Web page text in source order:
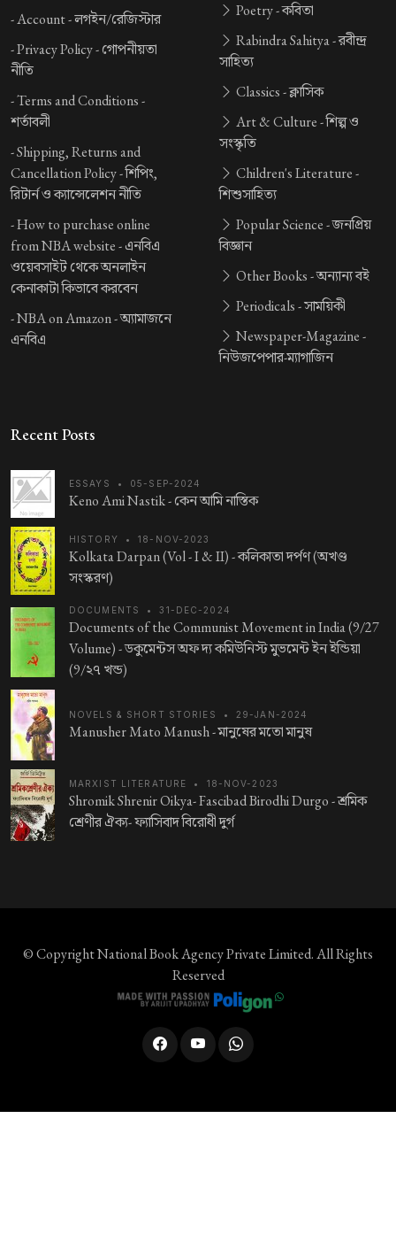
-Account -লগইন/রেজিস্টার
-Privacy Policy -গোপনীয়তা
নীতি
-Terms and Conditions -
শর্তাবলী
-Shipping, Returns and
Cancellation Policy -শিপিং,
রিটার্ন ও ক্যান্সেলেশন নীতি
-How to purchase online
from NBA website -এনবিএ
ওয়েবসাইট থেকে অনলাইন
কেনাকাটা কিভাবে করবেন
-NBA on Amazon -অ্যামাজনে
এনবিএ
Poetry -কবিতা
Rabindra Sahitya -রবীন্দ্র
সাহিত্য
Classics -ক্লাসিক
Art & Culture -শিল্প ও
সংস্কৃতি
Children's Literature -
শিশুসাহিত্য
Popular Science -জনপ্রিয়
বিজ্ঞান
Other Books -অন্যান্য বই
Periodicals -সাময়িকী
Newspaper-Magazine -
নিউজপেপার-ম্যাগাজিন
Recent Posts
ESSAYS • 05-SEP-2024
Keno Ami Nastik -কেন আমি নাস্তিক
HISTORY • 18-NOV-2023
Kolkata Darpan (Vol - I & II) -কলিকাতা দর্পণ (অখণ্ড
সংস্করণ)
DOCUMENTS • 31-DEC-2024
Documents of the Communist Movement in India (9/27
Volume) -ডকুমেন্টস অফ দ্য কমিউনিস্ট মুভমেন্ট ইন ইন্ডিয়া
(9/২৭ খন্ড)
NOVELS & SHORT STORIES • 29-JAN-2024
Manusher Mato Manush -মানুষের মতো মানুষ
MARXIST LITERATURE • 18-NOV-2023
Shromik Shrenir Oikya- Fascibad Birodhi Durgo -শ্রমিক
শ্রেণীর ঐক্য- ফ্যাসিবাদ বিরোধী দুর্গ
© CopyrightNational Book Agency Private Limited. All Rights
Reserved